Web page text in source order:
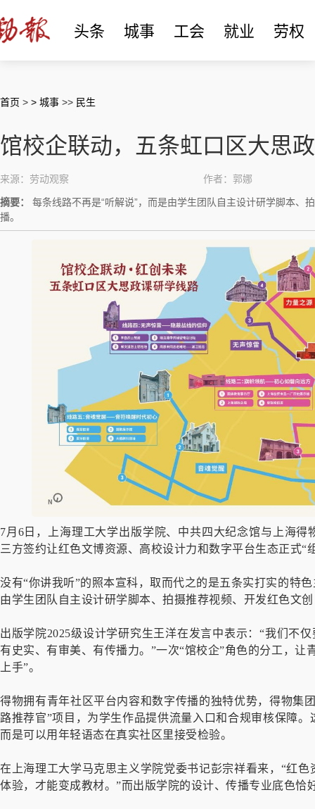
头条 城事 工会 就业 劳权
首页 > > 城事 >> 民生
馆校企联动，五条虹口区大思
来源：劳动观察 作者：郭娜
摘要：
每条线路不再是“听解说”，而是由学生团队自主设计研学脚本、
播。
7月6日，上海理工大学出版学院、中共四大纪念馆与上海
三方签约让红色文博资源、高校设计力和数字平台生态正式“
没有“你讲我听”的照本宣科，取而代之的是五条实打实的特
由学生团队自主设计研学脚本、拍摄推荐视频、开发红色文
出版学院2025级设计学研究生王洋在发言中表示：“我们不
有史实、有审美、有传播力。”一次“馆校企”角色的分工，
上手”。
得物拥有青年社区平台内容和数字传播的独特优势，得物集
路推荐官”项目，为学生作品提供流量入口和合规审核保障
而是可以用年轻语态在真实社区里接受检验。
在上海理工大学马克思主义学院党委书记彭宗祥看来，“红
体验，才能变成教材。”而出版学院的设计、传播专业底色恰